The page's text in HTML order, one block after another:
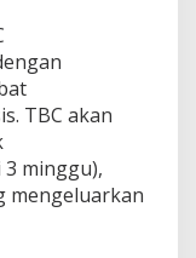
TBC akan
minggu),
mengeluarkan